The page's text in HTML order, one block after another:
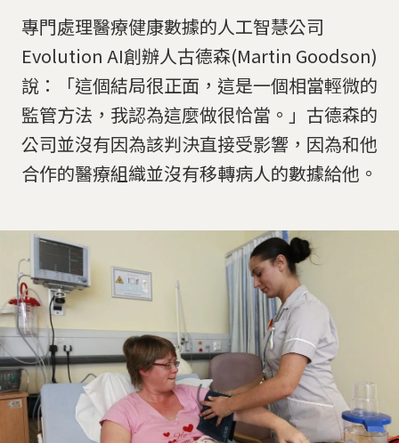
專門處理醫療健康數據的人工智慧公司
Evolution AI創辦人古德森(Martin Goodson)
說：「這個結局很正面，這是一個相當輕微的
監管方法，我認為這麼做很恰當。」古德森的
公司並沒有因為該判決直接受影響，因為和他
合作的醫療組織並沒有移轉病人的數據給他。